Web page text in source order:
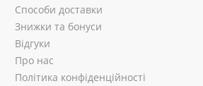
Способи доставки
Знижки та бонуси
Відгуки
Про нас
Політика конфіденційності